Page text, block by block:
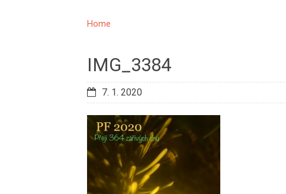
Home
IMG_3384
7. 1. 2020